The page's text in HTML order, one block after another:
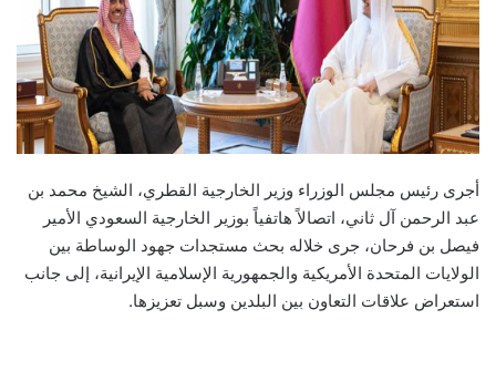
أجرى رئيس مجلس الوزراء وزير الخارجية القطري، الشيخ محمد بن
عبد الرحمن آل ثاني، اتصالاً هاتفياً بوزير الخارجية السعودي الأمير
فيصل بن فرحان، جرى خلاله بحث مستجدات جهود الوساطة بين
الولايات المتحدة الأمريكية والجمهورية الإسلامية الإيرانية، إلى جانب
استعراض علاقات التعاون بين البلدين وسبل تعزيزها.